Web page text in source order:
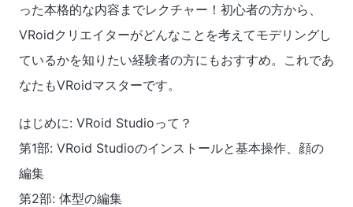
った本格的な内容までレクチャー！初心者の方から、
VRoidクリエイターがどんなことを考えてモデリングし
ているかを知りたい経験者の方にもおすすめ。これであ
なたもVRoidマスターです。
はじめに: VRoid Studioって？
第1部: VRoid Studioのインストールと基本操作、顔の
編集
第2部: 体型の編集